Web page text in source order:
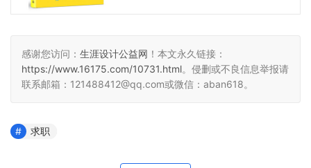
感谢您访问： 生涯设计公益网 ！本文永久链接：
https://www.16175.com/10731.html。侵删或不良信息举报请
联系邮箱：121488412@qq.com或微信：aban618。
求职